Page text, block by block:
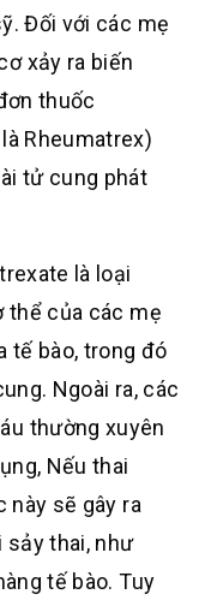
Đối với các mẹ
xảy ra biến
thuốc
Rheumatrex)
tử cung phát
là loại
của các mẹ
tế bào, trong đó
Ngoài ra, các
thường xuyên
Nếu thai
này sẽ gây ra
thai, như
tế bào. Tuy